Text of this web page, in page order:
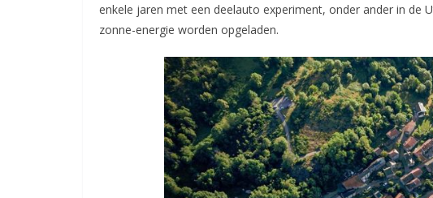
enkele jaren met een deelauto experiment, onder ander in de
zonne-energie worden opgeladen.